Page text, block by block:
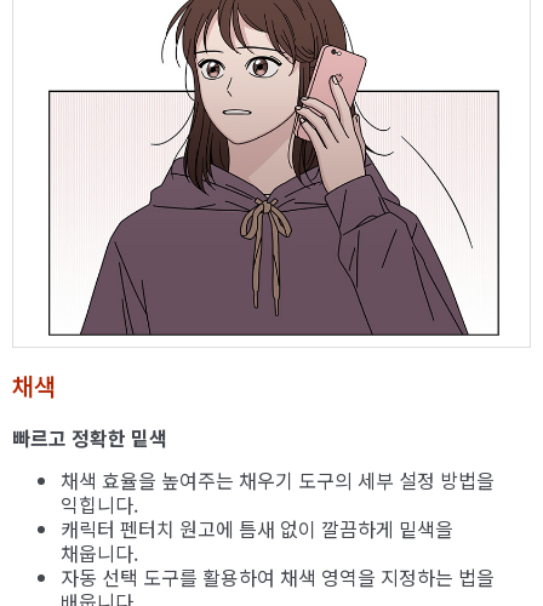
채색
빠르고 정확한 밑색
채색 효율을 높여주는 채우기 도구의 세부 설정 방법을
익힙니다.
캐릭터 펜터치 원고에 틈새 없이 깔끔하게 밑색을
채웁니다.
자동 선택 도구를 활용하여 채색 영역을 지정하는 법을